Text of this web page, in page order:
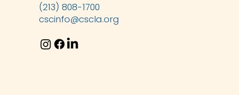
(213) 808-1700
cscinfo@cscla.org